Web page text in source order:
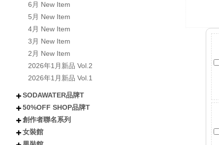
6月 New Item
5月 New Item
4月 New Item
3月 New Item
2月 New Item
2026年1月新品 Vol.2
2026年1月新品 Vol.1
SODAWATER品牌T
不分類
全部短袖商品
全部長袖商品
全部外套COAT
喵汪星人
小熊│泰迪熊
有梗文字TEE
Y2K
美式風格
日式風格
戰國貓大人
肌肉地獄
暗黑
50%OFF SHOP品牌T
不分類
所有短袖商品
所有涼感抗UV機能T
所有長袖商品
貓貓
狗狗
小熊
下午茶甜點
卡通
潮流
創作者聯名系列
不分類
沐琳星綻Universe
日下みゆき
阿香啵啵
Kono可諾
小舒舒
吃貨少女あか
奶加
鳥人瑞克斯
貝莉蒂絲
兔森森
米歪
蜜糖貓
Mineko_meow
煥悅工作室聯名
海王u魚
悠五 YuWu
擔擔麵
晴海はるみ
河豚小妞
酒咪
天奈莓璐 聯名
野生的淡水人 聯名
他(子) 聯名
夏琳(阿琳阿琳琳)聯名
雷德古雷夫 聯名
迪亞雜藝舖 聯名
熙潞姆 Shirumu聯名
嘎旋旋 聯名
霓茶 聯名
白兔兔兔聯名
Sam Bai✦ 桑唄✦聯名
咪寶 聯名
彌羽ゆう 聯名
柔一口甜 聯名
プラチナ普拉祈娜 聯名款
波風水雞 聯名
諾芙.exe聯名
鼠芝ミルチ 聯名
大鴉 聯名
蜜柑あいみ 聯名
來楽 聯名
緋嫣_睡眠ドーナツ聯名
伊德海拉ヽ 聯名
夢寐愛姆ユメビエム 聯名
吾貓ねこです聯名
阡狐Huni聯名
喇密聯名
阿栗栗聯名
皮立聯名
清玉聯名
水兔海聯名
諾櫻Noe聯名
日本曼生活聯名
萬萬丶聯名
米哇哇みわわ聯名
茶茶狐聯名
阿尼婪聯名
朶菟菈聯名
爪爪貓聯名
天奈雪羽聯名
黑狐洛克
夜某YamOuO聯名
綿羽ミルフィ
七兔なよみ聯名
小靜しずか聯名
楓棠兒聯名
嶺上荏染聯名
滔滔ラ聯名
橙雨沐沿聯名
五十鈴抹茶糰子
浮浪x飛行者
女裝館